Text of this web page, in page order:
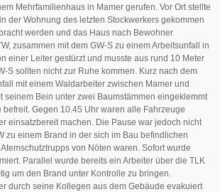
Mehrfamilienhaus in Mamer gerufen. Vor Ort stellte
der Wohnung des letzten Stockwerkers gekommen
werden und das Haus nach Bewohner
zusammen mit dem GW-S zu einem Arbeitsunfall in
einer Leiter gestürzt und musste aus rund 10 Meter
S sollten nicht zur Ruhe kommen. Kurz nach dem
mit einem Waldarbeiter zwischen Mamer und
seinem Bein unter zwei Baumstämmen eingeklemmt
Gegen 10.45 Uhr waren alle Fahrzeuge
einsatzbereit machen. Die Pause war jedoch nicht
zu einem Brand in der sich im Bau befindlichen
von Nöten waren. Sofort wurde
Parallel wurde bereits ein Arbeiter über die TLK
um den Brand unter Kontrolle zu bringen.
durch seine Kollegen aus dem Gebäude evakuiert